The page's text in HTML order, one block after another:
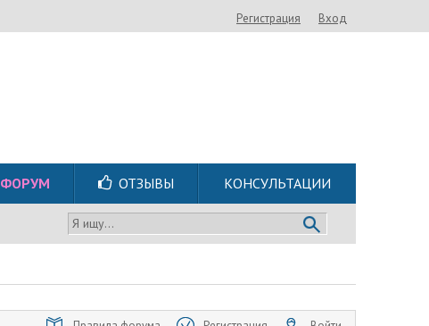
Регистрация Вход
ФОРУМ ОТЗЫВЫ КОНСУЛЬТАЦИИ
Я ищу...